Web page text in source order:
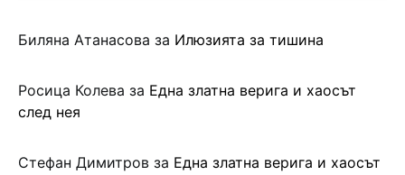
Биляна Атанасова за Илюзията за тишина
Росица Колева за Една златна верига и хаосът
след нея
Стефан Димитров за Една златна верига и хаосът